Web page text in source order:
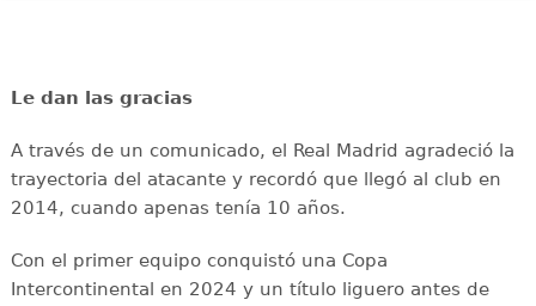
Le dan las gracias
A través de un comunicado, el Real Madrid agradeció la
trayectoria del atacante y recordó que llegó al club en
2014, cuando apenas tenía 10 años.
Con el primer equipo conquistó una Copa
Intercontinental en 2024 y un título liguero antes de